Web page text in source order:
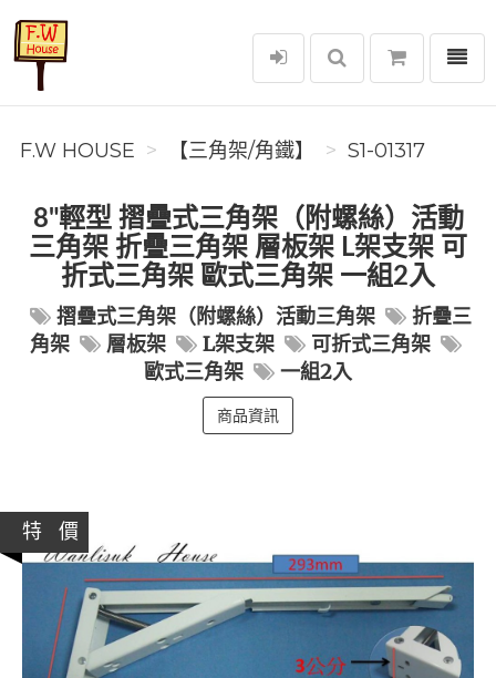
F.W House
選單
F.W HOUSE 【三角架/角鐵】 S1-01317
8"輕型 摺疊式三角架（附螺絲）活動
三角架 折疊三角架 層板架 L架支架 可
折式三角架 歐式三角架 一組2入
摺疊式三角架（附螺絲）活動三角架
折疊三
角架
層板架 L架支架
可折式三角架
歐式三角架
一組2入
商品資訊
特 價